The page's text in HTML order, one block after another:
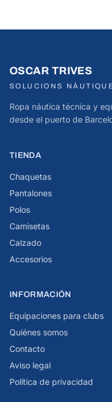
OSCAR TRIVES
SOLUCIONS
Ropa náutica técnica y
desde el puerto de
TIENDA
Chaquetas
Pantalones
Polos
Camisetas
Calzado
Accesorios
INFORMACIÓN
Equipaciones para clubs
Quiénes somos
Contacto
Aviso legal
Política de privacidad